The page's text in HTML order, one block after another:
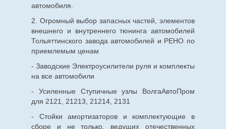
автомобиля.
2. Огромный выбор запасных частей, элементов
внешнего и внутреннего тюнинга автомобилей
Тольяттинского завода автомобилей и РЕНО по
приемлемым ценам
- Заводские Электроусилители руля и комплекты
на все автомобили
- Усиленные Ступичные узлы ВолгаАвтоПром
для 2121, 21213, 21214, 2131
- Стойки амортизаторов и комплектующие в
сборе и не только, ведущих отечественных